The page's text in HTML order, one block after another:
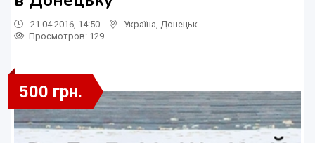
21.04.2016, 14:50 Україна Донецьк
Просмотров: 129
500 грн.